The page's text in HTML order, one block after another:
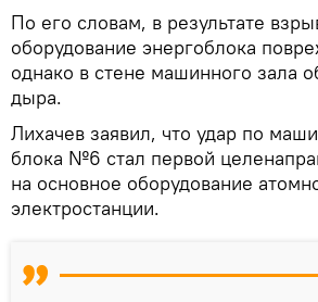
По его словам, в результате
оборудование энергоблока
однако в стене машинного зала
дыра.
Лихачев заявил, что удар по
блока №6 стал первой
на основное оборудование
электростанции.